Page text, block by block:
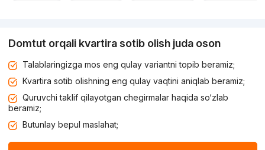
Domtut orqali kvartira sotib olish juda oson
Talablaringizga mos eng qulay variantni topib beramiz;
Kvartira sotib olishning eng qulay vaqtini aniqlab beramiz;
Quruvchi taklif qilayotgan chegirmalar haqida so‘zlab
beramiz;
Butunlay bepul maslahat;